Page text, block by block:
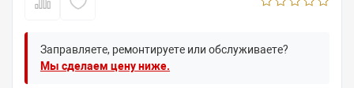
Заправляете, ремонтируете или обслуживаете?
Мы сделаем цену ниже.